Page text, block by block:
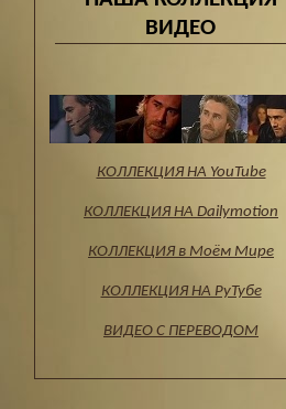
ВИДЕО
КОЛЛЕКЦИЯ НА YouTube
КОЛЛЕКЦИЯ НА Dailymotion
КОЛЛЕКЦИЯ в Моём Мире
КОЛЛЕКЦИЯ НА РуТубе
ВИДЕО С ПЕРЕВОДОМ